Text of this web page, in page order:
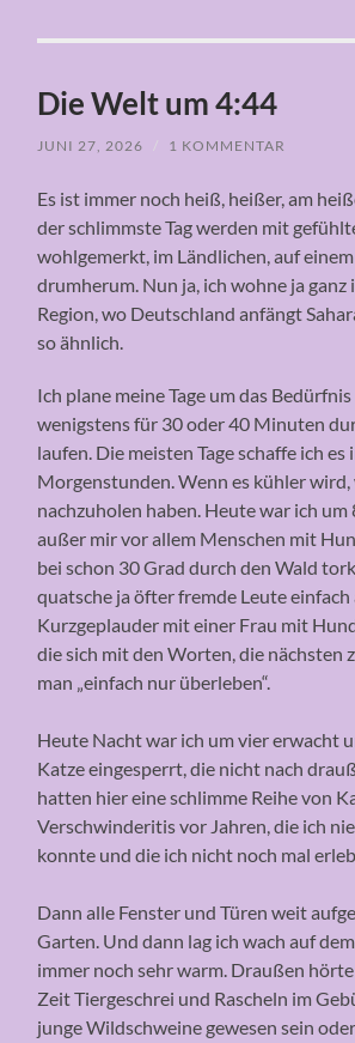
Die Welt um 4:44
JUNI 27, 2026 / 1 KOMMENTAR
Es ist immer noch heiß, heißer, am
der schlimmste Tag werden mit
wohlgemerkt, im Ländlichen, auf
drumherum. Nun ja, ich wohne ja ganz
Region, wo Deutschland anfängt
so ähnlich.
Ich plane meine Tage um das
wenigstens für 30 oder 40 Minuten
laufen. Die meisten Tage schaffe ich es
Morgenstunden. Wenn es kühler wird,
nachzuholen haben. Heute war ich
außer mir vor allem Menschen mit
bei schon 30 Grad durch den Wald
quatsche ja öfter fremde Leute einfach
Kurzgeplauder mit einer Frau mit
die sich mit den Worten, die nächsten
man „einfach nur überleben“.
Heute Nacht war ich um vier erwacht
Katze eingesperrt, die nicht nach
hatten hier eine schlimme Reihe von
Verschwinderitis vor Jahren, die ich
konnte und die ich nicht noch mal
Dann alle Fenster und Türen weit
Garten. Und dann lag ich wach auf
immer noch sehr warm. Draußen
Zeit Tiergeschrei und Rascheln im
junge Wildschweine gewesen sein